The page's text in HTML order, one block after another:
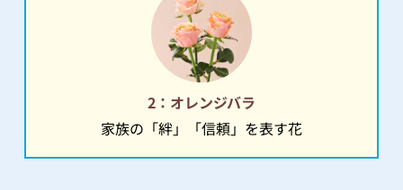
2：オレンジバラ
家族の「絆」「信頼」を表す花